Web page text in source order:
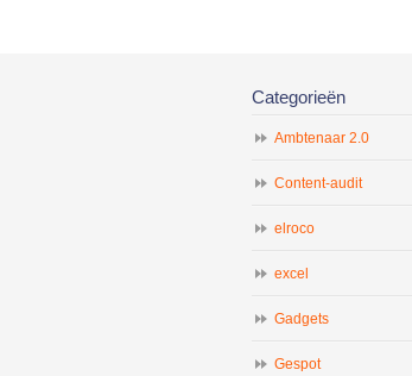
Categorieën
Ambtenaar 2.0
Content-audit
elroco
excel
Gadgets
Gespot